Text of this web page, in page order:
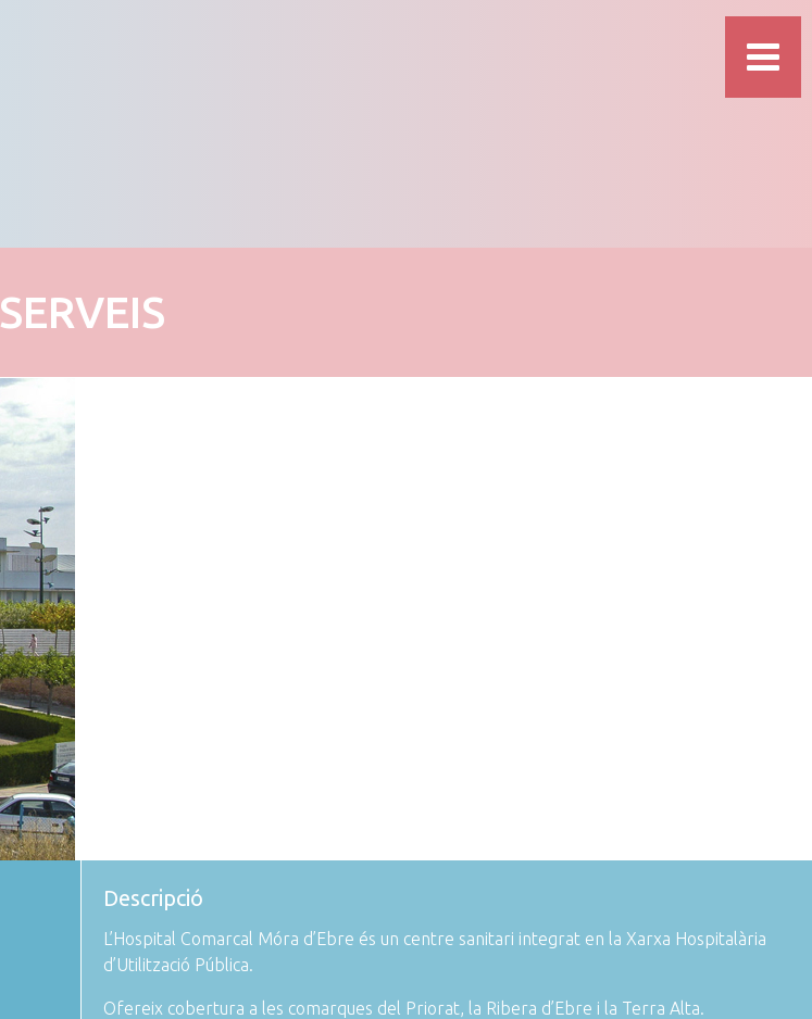
SERVEIS
Descripció
L’Hospital Comarcal Móra d’Ebre és un centre sanitari integrat en la Xarxa Hospitalària
d’Utilització Pública.
Ofereix cobertura a les comarques del Priorat, la Ribera d’Ebre i la Terra Alta.